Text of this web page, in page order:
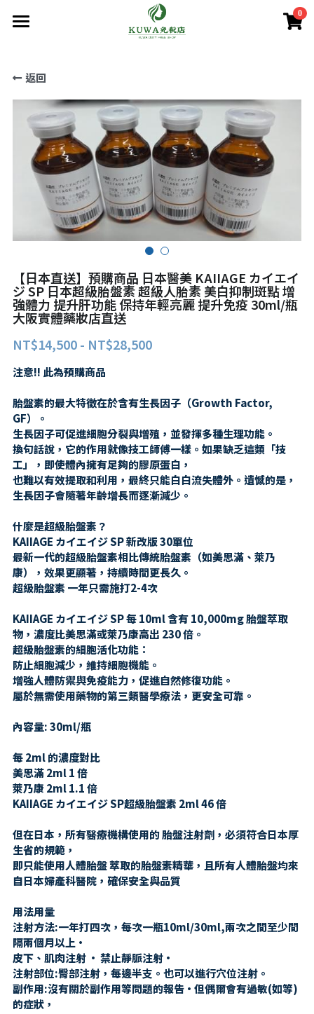
0
商品分類
熱賣商品
減肥瘦身
美容美白
肌膚護理
美妝
保健/腸胃保健
第一類醫藥品
第二三類醫藥品
感冒/發燒/止痛/痠痛
處方/醫學康復治療藥品
親子/嬰幼兒用品
賣場/商城
購買須知
購買流程
關於我們
實體店鋪資訊
公司簡介
條款．保護政策
使用條款
個人資料保護政策
特定商取引法に基づく表記
登錄/ 註冊
搜索
LINE加入好友
返回
【日本直送】預購商品 日本醫美 KAIIAGE カイエイ
ジ SP 日本超級胎盤素 超級人胎素 美白抑制斑點 增
強體力 提升肝功能 保持年輕亮麗 提升免疫 30ml/瓶
大阪實體藥妝店直送
NT$14,500 - NT$28,500
注意!! 此為預購商品
胎盤素的最大特徵在於含有生長因子（Growth Factor,
GF）。
生長因子可促進細胞分裂與增殖，並發揮多種生理功能。
換句話說，它的作用就像技工師傅一樣。如果缺乏這類「技
工」，即使體內擁有足夠的膠原蛋白，
也難以有效提取和利用，最終只能白白流失體外。遺憾的是，
生長因子會隨著年齡增長而逐漸減少。
什麼是超級胎盤素？
KAIIAGE カイエイジ SP 新改版 30單位
最新一代的超級胎盤素相比傳統胎盤素（如美思滿、萊乃
康），效果更顯著，持續時間更長久。
超級胎盤素 一年只需施打2-4次
KAIIAGE カイエイジ SP 每 10ml 含有 10,000mg 胎盤萃取
物，濃度比美思滿或萊乃康高出 230 倍。
超級胎盤素的細胞活化功能：
防止細胞減少，維持細胞機能。
增強人體防禦與免疫能力，促進自然修復功能。
屬於無需使用藥物的第三類醫學療法，更安全可靠。
內容量: 30ml/瓶
每 2ml 的濃度對比
美思滿 2ml 1 倍
萊乃康 2ml 1.1 倍
KAIIAGE カイエイジ SP超級胎盤素 2ml 46 倍
但在日本，所有醫療機構使用的 胎盤注射劑，必須符合日本厚
生省的規範，
即只能使用人體胎盤 萃取的胎盤素精華，且所有人體胎盤均來
自日本婦產科醫院，確保安全與品質
用法用量
注射方法:一年打四次，每次一瓶10ml/30ml,兩次之間至少間
隔兩個月以上·
皮下、肌肉注射 · 禁止靜脈注射·
注射部位:臀部注射，每邊半支。也可以進行穴位注射。
副作用:沒有關於副作用等問題的報告·但偶爾會有過敏(如等)
的症狀，
×
商品分類
所有商品分類
腸胃益生菌/保健
處方藥品/醫學康復治療藥品
第一類醫藥品
第二 三類醫藥品
疲勞痠痛
減肥瘦身
美容美白
肌膚護理
美妝相關
親子/嬰幼兒用品